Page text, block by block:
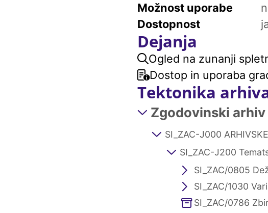
Možnost uporabe
Dostopnost
Dejanja
Ogled na zunanji
Dostop in uporaba
Tektonika
Zgodovinski arhiv
SI_ZAC-J000
SI_ZAC-J200
SI_ZAC/0805
SI_ZAC/1030
SI_ZAC/0786